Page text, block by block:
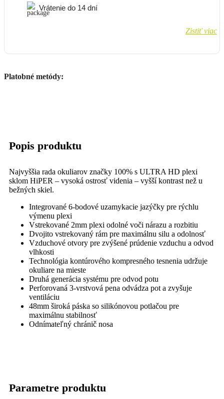
Vrátenie do 14 dní
Zistiť viac
Platobné metódy:
Popis produktu
Najvyššia rada okuliarov značky 100% s ULTRA HD plexi
sklom HiPER – vysoká ostrosť videnia – vyšší kontrast než u
bežných skiel.
Integrované 6-bodové uzamykacie jazýčky pre rýchlu
výmenu plexi
Vstrekované 2mm plexi odolné voči nárazu a rozbitiu
Dvojito vstrekovaný rám pre maximálnu silu a odolnosť
Vzduchové otvory pre zvýšené prúdenie vzduchu a odvod
vlhkosti
Technológia kontúrového kompresného tesnenia udržuje
okuliare na mieste
Druhá generácia systému pre odvod potu
Perforovaná 3-vrstvová pena odvádza pot a zvyšuje
ventiláciu
48mm široká páska so silikónovou potlačou pre
maximálnu stabilnosť
Odnímateľný chránič nosa
Parametre produktu